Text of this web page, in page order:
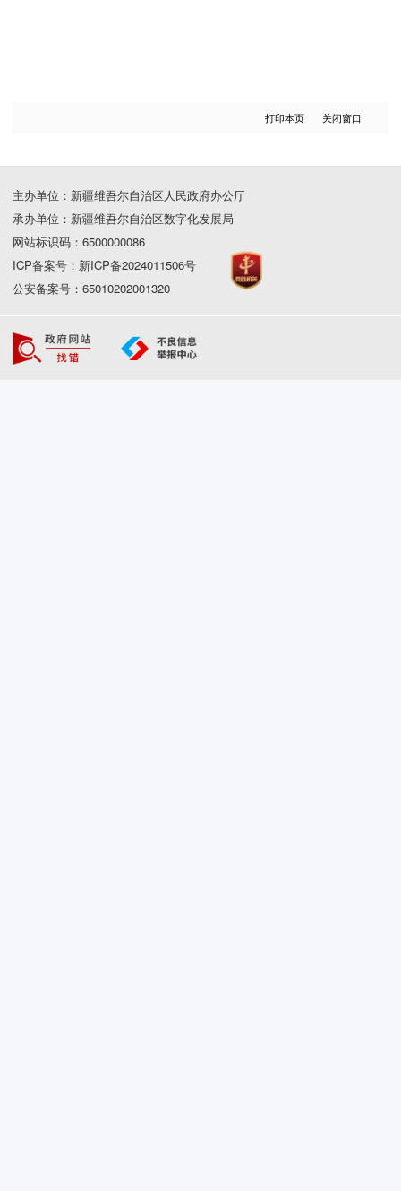
打印本页 关闭窗口
主办单位：新疆维吾尔自治区人民政府办公厅
承办单位：新疆维吾尔自治区数字化发展局
网站标识码：6500000086
ICP备案号：新ICP备2024011506号
公安备案号：65010202001320